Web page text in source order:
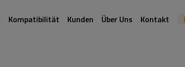
Kompatibilität Kunden Über Uns Kontakt